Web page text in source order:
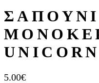
ΣΑΠΟΥΝΙ
UNICORN
5.00€